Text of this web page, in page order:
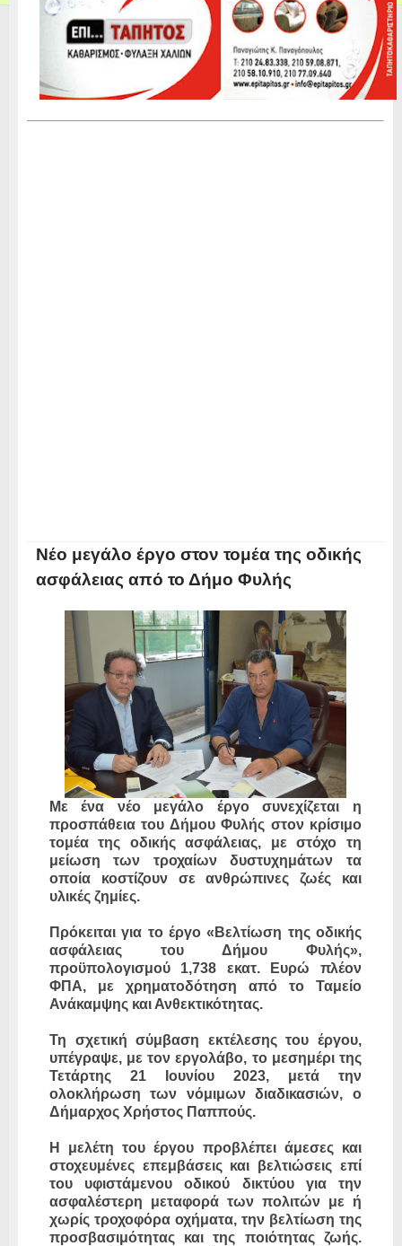
Νέο μεγάλο έργο στον τομέα της οδικής
ασφάλειας από το Δήμο Φυλής
Με ένα νέο μεγάλο έργο συνεχίζεται η
προσπάθεια του Δήμου Φυλής στον κρίσιμο
τομέα της οδικής ασφάλειας, με στόχο τη
μείωση των τροχαίων δυστυχημάτων τα
οποία κοστίζουν σε ανθρώπινες ζωές και
υλικές ζημίες.
Πρόκειται για το έργο «Βελτίωση της οδικής
ασφάλειας του Δήμου Φυλής»,
προϋπολογισμού 1,738 εκατ. Ευρώ πλέον
ΦΠΑ, με χρηματοδότηση από το Ταμείο
Ανάκαμψης και Ανθεκτικότητας.
Τη σχετική σύμβαση εκτέλεσης του έργου,
υπέγραψε, με τον εργολάβο, το μεσημέρι της
Τετάρτης 21 Ιουνίου 2023, μετά την
ολοκλήρωση των νόμιμων διαδικασιών, ο
Δήμαρχος Χρήστος Παππούς.
Η μελέτη του έργου προβλέπει άμεσες και
στοχευμένες επεμβάσεις και βελτιώσεις επί
του υφιστάμενου οδικού δικτύου για την
ασφαλέστερη μεταφορά των πολιτών με ή
χωρίς τροχοφόρα οχήματα, την βελτίωση της
προσβασιμότητας και της ποιότητας ζωής.